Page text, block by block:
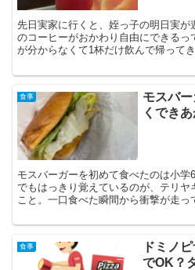
先日実家に行くと、姪っ子の明日実
のコーヒーがおかわり自由にできる
が分からなくて1杯だけ飲んで帰って
食事
モスバ
くでき
モスバーガーを初めて食べたのは小
でもはっきり覚えているのが、テリ
こと。一口食べた瞬間から衝撃が走っ
食事
ドミノ
でOK？